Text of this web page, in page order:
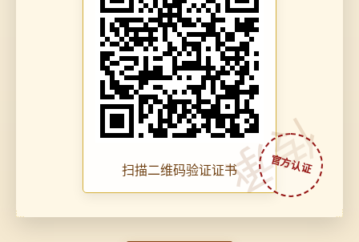
传承
扫描二维码验证证书